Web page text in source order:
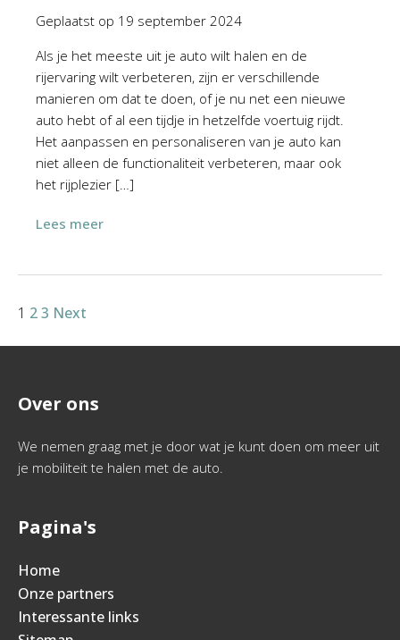
Geplaatst op 19 september 2024
Als je het meeste uit je auto wilt halen en de
rijervaring wilt verbeteren, zijn er verschillende
manieren om dat te doen, of je nu net een nieuwe
auto hebt of al een tijdje in hetzelfde voertuig rijdt.
Het aanpassen en personaliseren van je auto kan
niet alleen de functionaliteit verbeteren, maar ook
het rijplezier […]
Lees meer
1 23 Next
Over ons
We nemen graag met je door wat je kunt doen om meer uit
je mobiliteit te halen met de auto.
Pagina's
Home
Onze partners
Interessante links